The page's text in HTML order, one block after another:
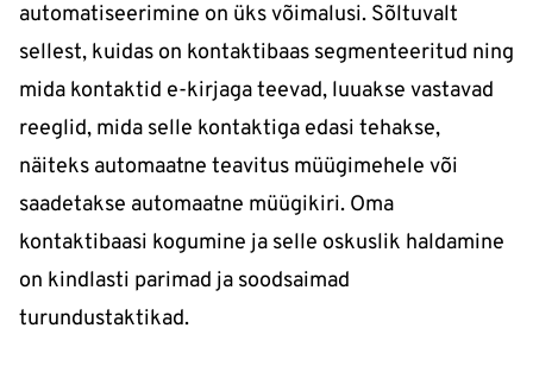
automatiseerimine on üks võimalusi. Sõltuvalt
sellest, kuidas on kontaktibaas segmenteeritud ning
mida kontaktid e-kirjaga teevad, luuakse vastavad
reeglid, mida selle kontaktiga edasi tehakse,
näiteks automaatne teavitus müügimehele või
saadetakse automaatne müügikiri. Oma
kontaktibaasi kogumine ja selle oskuslik haldamine
on kindlasti parimad ja soodsaimad
turundustaktikad.